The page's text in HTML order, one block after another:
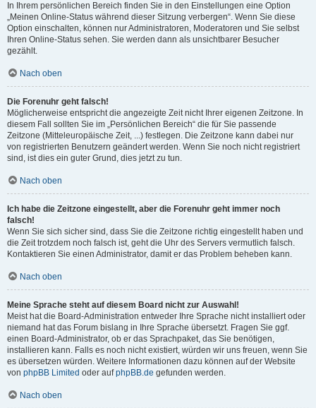
In Ihrem persönlichen Bereich finden Sie in den Einstellungen eine Option
„Meinen Online-Status während dieser Sitzung verbergen“. Wenn Sie diese
Option einschalten, können nur Administratoren, Moderatoren und Sie selbst
Ihren Online-Status sehen. Sie werden dann als unsichtbarer Besucher
gezählt.
Nach oben
Die Forenuhr geht falsch!
Möglicherweise entspricht die angezeigte Zeit nicht Ihrer eigenen Zeitzone. In
diesem Fall sollten Sie im „Persönlichen Bereich“ die für Sie passende
Zeitzone (Mitteleuropäische Zeit, ...) festlegen. Die Zeitzone kann dabei nur
von registrierten Benutzern geändert werden. Wenn Sie noch nicht registriert
sind, ist dies ein guter Grund, dies jetzt zu tun.
Nach oben
Ich habe die Zeitzone eingestellt, aber die Forenuhr geht immer noch
falsch!
Wenn Sie sich sicher sind, dass Sie die Zeitzone richtig eingestellt haben und
die Zeit trotzdem noch falsch ist, geht die Uhr des Servers vermutlich falsch.
Kontaktieren Sie einen Administrator, damit er das Problem beheben kann.
Nach oben
Meine Sprache steht auf diesem Board nicht zur Auswahl!
Meist hat die Board-Administration entweder Ihre Sprache nicht installiert oder
niemand hat das Forum bislang in Ihre Sprache übersetzt. Fragen Sie ggf.
einen Board-Administrator, ob er das Sprachpaket, das Sie benötigen,
installieren kann. Falls es noch nicht existiert, würden wir uns freuen, wenn Sie
es übersetzen würden. Weitere Informationen dazu können auf der Website
von phpBB Limited oder aufphpBB.de gefunden werden.
Nach oben